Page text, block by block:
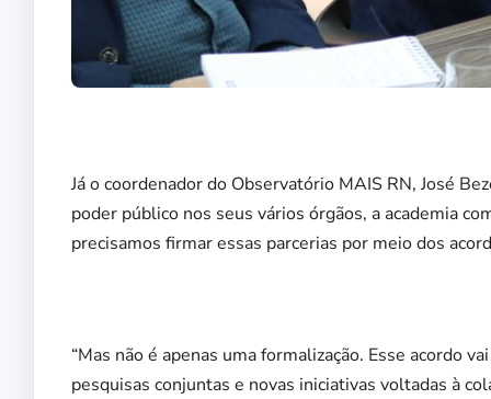
Já o coordenador do Observatório MAIS RN, José
poder público nos seus vários órgãos, a academia
precisamos firmar essas parcerias por meio dos
“Mas não é apenas uma formalização. Esse acordo
pesquisas conjuntas e novas iniciativas voltadas à